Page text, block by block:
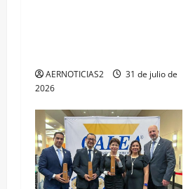
AERNOTICIAS2
31 de julio de
2026